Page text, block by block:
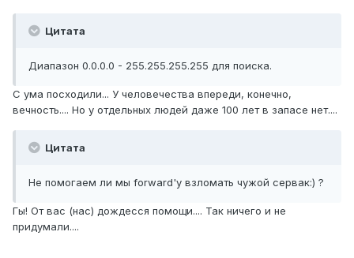
Цитата
Диапазон 0.0.0.0 - 255.255.255.255 для поиска.
С ума посходили... У человечества впереди, конечно,
вечность.... Но у отдельных людей даже 100 лет в запасе нет....
Цитата
Не помогаем ли мы forward'у взломать чужой сервак:) ?
Гы! От вас (нас) дождесся помощи.... Так ничего и не
придумали....